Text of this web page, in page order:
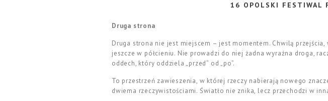
16 OPOLSKI FESTIWAL
Druga strona
Druga strona nie jest miejscem – jest momentem. Chwilą
jeszcze w półcieniu. Nie prowadzi do niej żadna wyraźna droga,
oddech, który oddziela „przed” od „po”.
To przestrzeń zawieszenia, w której rzeczy nabierają nowego
dwiema rzeczywistościami. Światło nie znika, lecz przechodzi w